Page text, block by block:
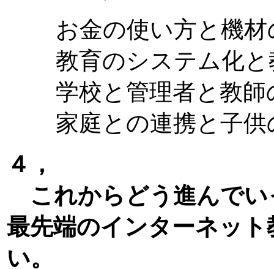
お金の使い方と機
教育のシステム化
学校と管理者と教師
家庭との連携と子供
４，
これからどう進んでい
最先端のインターネッ
い。